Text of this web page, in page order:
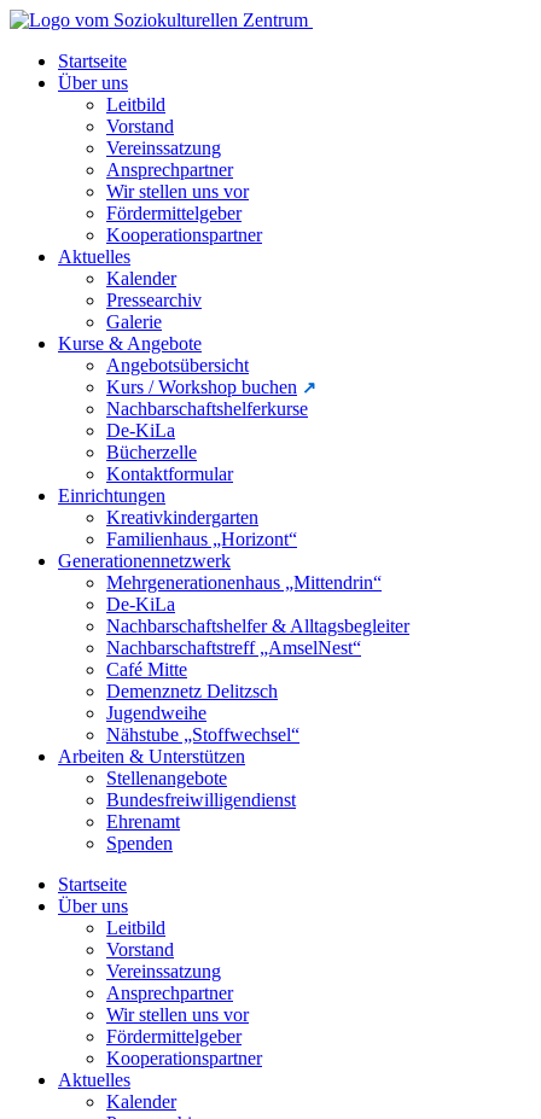
Startseite
Über uns
Leitbild
Vorstand
Vereinssatzung
Ansprechpartner
Wir stellen uns vor
Fördermittelgeber
Kooperationspartner
Aktuelles
Kalender
Pressearchiv
Galerie
Kurse & Angebote
Angebotsübersicht
Kurs / Workshop buchen
Nachbarschaftshelferkurse
De-KiLa
Bücherzelle
Kontaktformular
Einrichtungen
Kreativkindergarten
Familienhaus „Horizont“
Generationennetzwerk
Mehrgenerationenhaus „Mittendrin“
De-KiLa
Nachbarschaftshelfer & Alltagsbegleiter
Nachbarschaftstreff „AmselNest“
Café Mitte
Demenznetz Delitzsch
Jugendweihe
Nähstube „Stoffwechsel“
Arbeiten & Unterstützen
Stellenangebote
Bundesfreiwilligendienst
Ehrenamt
Spenden
Startseite
Über uns
Leitbild
Vorstand
Vereinssatzung
Ansprechpartner
Wir stellen uns vor
Fördermittelgeber
Kooperationspartner
Aktuelles
Kalender